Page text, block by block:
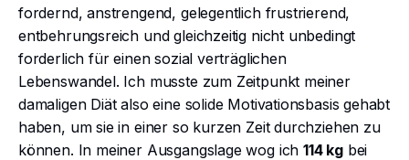
fordernd, anstrengend, gelegentlich frustrierend,
entbehrungsreich und gleichzeitig nicht unbedingt
forderlich für einen sozial verträglichen
Lebenswandel. Ich musste zum Zeitpunkt meiner
damaligen Diät also eine solide Motivationsbasis gehabt
haben, um sie in einer so kurzen Zeit durchziehen zu
können. In meiner Ausgangslage wog ich 114 kgbei